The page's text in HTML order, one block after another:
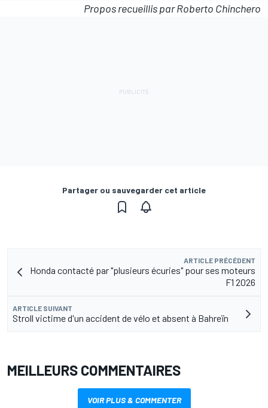
Propos recueillis par Roberto Chinchero
Partager ou sauvegarder cet article
ARTICLE PRÉCÉDENT
Honda contacté par "plusieurs écuries" pour ses moteurs
F1 2026
ARTICLE SUIVANT
Stroll victime d'un accident de vélo et absent à Bahreïn
MEILLEURS COMMENTAIRES
VOIR PLUS & COMMENTER